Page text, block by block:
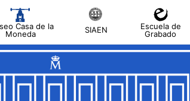
Casa de la
Moneda
SIAEN
Escuela de
Grabado